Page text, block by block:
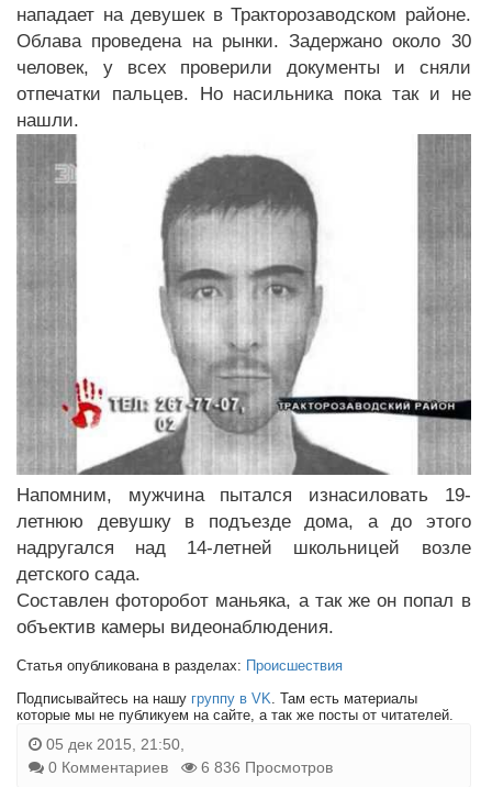
нападает на девушек в Тракторозаводском районе.
Облава проведена на рынки. Задержано около 30
человек, у всех проверили документы и сняли
отпечатки пальцев. Но насильника пока так и не
нашли.
Напомним, мужчина пытался изнасиловать 19-
летнюю девушку в подъезде дома, а до этого
надругался над 14-летней школьницей возле
детского сада.
Составлен фоторобот маньяка, а так же он попал в
объектив камеры видеонаблюдения.
Статья опубликована в разделах: Происшествия
Подписывайтесь на нашу группу в VK. Там есть материалы
которые мы не публикуем на сайте, а так же посты от читателей.
05 дек 2015, 21:50,
0 Комментариев
6 836 Просмотров